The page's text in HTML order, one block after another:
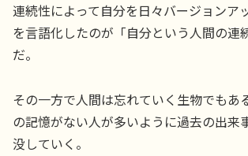
連続性によって自分を日々バージョンア
を言語化したのが「自分という人間の連
だ。
その一方で人間は忘れていく生物でもあ
の記憶がない人が多いように過去の出来
没していく。